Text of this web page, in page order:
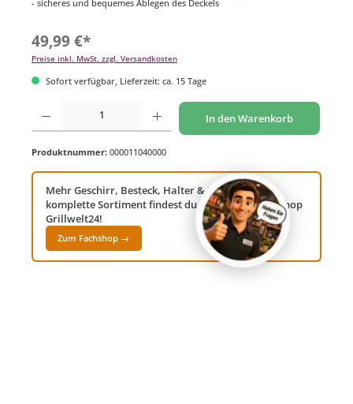
- sicheres und bequemes Ablegen des Deckels
49,99 €*
Preise inkl. MwSt. zzgl. Versandkosten
Sofort verfügbar, Lieferzeit: ca. 15 Tage
Produkt Anzahl: Gib den gewünschten Wert ein oder benutze die Schaltflächen um
In den Warenkorb
Produktnummer: 000011040000
Mehr Geschirr, Besteck, Halter & Spiesse? Das
komplette Sortiment findest du in unserem Fachshop
Grillwelt24!
Zum Fachshop →